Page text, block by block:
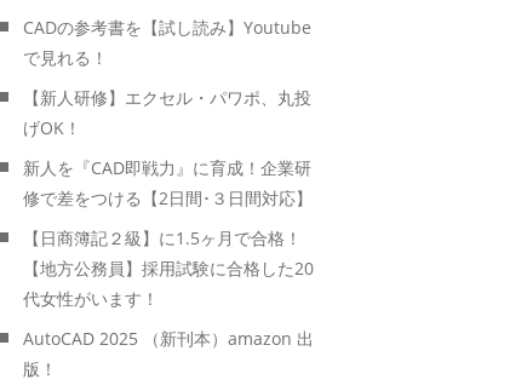
CADの参考書を【試し読み】Youtube
で見れる！
【新人研修】エクセル・パワポ、丸投
げOK！
新人を『CAD即戦力』に育成！企業研
修で差をつける【2日間･３日間対応】
【日商簿記２級】に1.5ヶ月で合格！
【地方公務員】採用試験に合格した20
代女性がいます！
AutoCAD 2025 （新刊本）amazon 出
版！